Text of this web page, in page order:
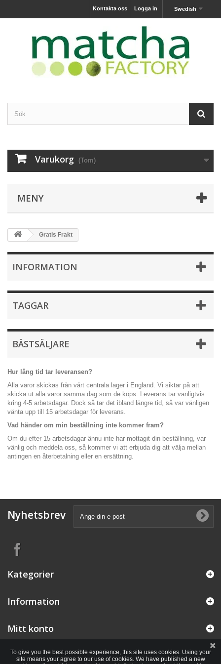
Swedish
Logga in
Kontakta oss
Varukorg (Tom)
MENY
Gratis Frakt
INFORMATION
TAGGAR
BÄSTSÄLJARE
Hur lång tid tar leveransen?
Alla varor skickas från vårt centrala lager i England. Vi siktar på att
skicka ut alla varor samma dag som de köps. Leverans tar vanligtvis
kring 4-5 arbetsdagar. Dock så tar det ibland längre tid, så var vänligen
vänta upp till 15 arbetsdagar för leverans.
Vad händer om min beställning inte kommer fram?
Om du efter 15 arbetsdagar ännu inte har mottagit din beställning, var
vänlig och meddela oss, så kommer vi att erbjuda dig att välja mellan
antingen en återbetalning eller en ersättning.
Nyhetsbrev
Kategorier
Information
Mitt konto
To give you the best possible experience, this site uses cookies. Using your
site means your agree to our use of cookies. We have published a new